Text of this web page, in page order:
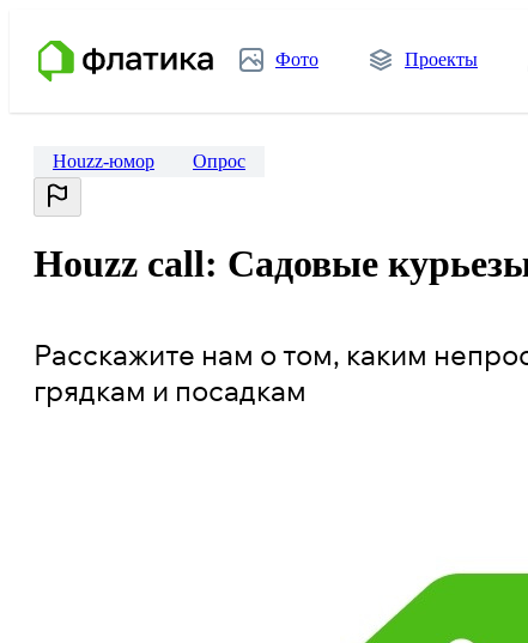
Фото Проекты
Houzz-юмор Опрос
Houzz call: Садовые
Расскажите нам о том, каким
грядкам и посадкам